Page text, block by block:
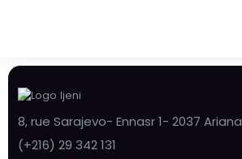
8, rue Sarajevo- Ennasr 1- 2037 Ariana
(+216) 29 342 131